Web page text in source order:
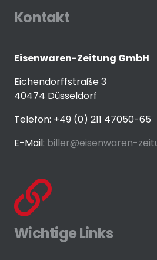
Kontakt
Eisenwaren-Zeitung GmbH
Eichendorffstraße 3
40474 Düsseldorf
Telefon: +49 (0) 211 47050-65
E-Mail: biller@eisenwaren-
Wichtige Links